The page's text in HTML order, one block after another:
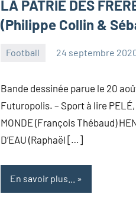
LA PATRIE DES
(Philippe Collin &
Football 24 septembre
Bande dessinée parue le 20
Futuropolis. – Sport à lire
MONDE (François Thébaud)
D’EAU (Raphaël […]
En savoir plus...